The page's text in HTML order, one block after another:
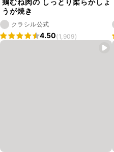
鶏むね肉の しっとり柔らかしょ
うが焼き
クラシル公式
4.50(1,909)